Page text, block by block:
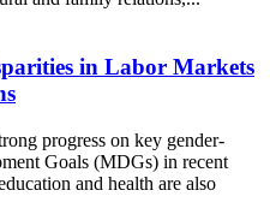
in Labor Markets
progress on key gender-
Goals (MDGs) in recent
and health are also